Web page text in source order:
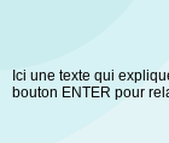
Ici une texte qui
bouton ENTER pour